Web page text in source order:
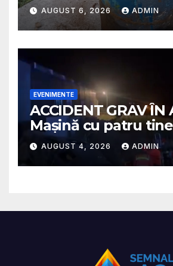
PROPRIETARA A
ARSURI GRAVE
AUGUST 6, 2026 ADMIN
EVENIMENTE
ACCIDENT GRAV ÎN
Mașină cu patru
răsturnată pe un
Micești/ Doi sunt în
gravă
AUGUST 4, 2026 ADMIN